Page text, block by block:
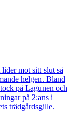
mot sitt slut så
helgen. Bland
på Lagunen och
på 2:ans i
trädgårdsgille.